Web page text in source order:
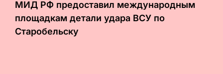
МИД РФ предоставил международным
площадкам детали удара ВСУ по
Старобельску